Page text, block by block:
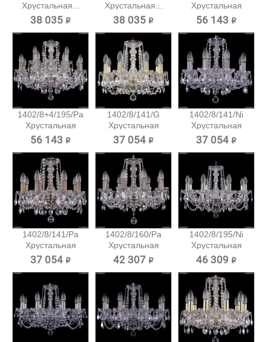
Хрустальная...
38 035 ₽
Хрустальная...
38 035 ₽
Хрустальная
подвесная...
56 143 ₽
1402/8+4/195/Pa
Хрустальная
подвесная...
56 143 ₽
1402/8/141/G
Хрустальная
подвесная...
37 054 ₽
1402/8/141/Ni
Хрустальная
подвесная...
37 054 ₽
1402/8/141/Pa
Хрустальная
подвесная...
37 054 ₽
1402/8/160/Pa
Хрустальная
подвесная...
42 307 ₽
1402/8/195/Ni
Хрустальная
подвесная...
46 309 ₽